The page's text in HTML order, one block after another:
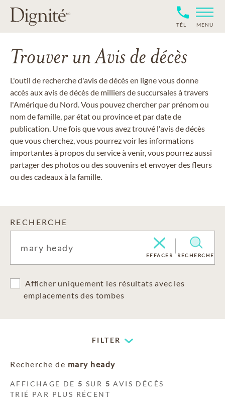
TÉL MENU
Trouver un Avis de décès
L'outil de recherche d'avis de décès en ligne vous donne
accès aux avis de décès de milliers de succursales à travers
l'Amérique du Nord. Vous pouvez chercher par prénom ou
nom de famille, par état ou province et par date de
publication. Une fois que vous avez trouvé l'avis de décès
que vous cherchez, vous pourrez voir les informations
importantes à propos du service à venir, vous pourrez aussi
partager des photos ou des souvenirs et envoyer des fleurs
ou des cadeaux à la famille.
RECHERCHE
EFFACER RECHERCHE
Afficher uniquement les résultats avec les
emplacements des tombes
FILTER
Recherche de mary heady
AFFICHAGE DE 5 SUR 5 AVIS DÉCÈS
TRIÉ PAR PLUS RÉCENT